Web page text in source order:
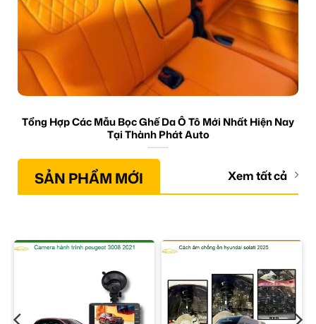
Tổng Hợp Các Mẫu Bọc Ghế Da Ô Tô Mới Nhất Hiện Nay
Tại Thành Phát Auto
SẢN PHẨM MỚI Xem tất cả